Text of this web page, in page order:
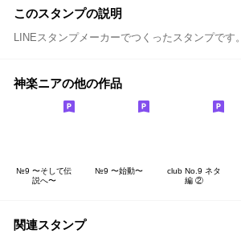
このスタンプの説明
LINEスタンプメーカーでつくったスタンプです。
神楽ニアの他の作品
№9 〜そして伝
説へ〜
№9 〜始動〜
club No.9 ネタ
編 ②
関連スタンプ